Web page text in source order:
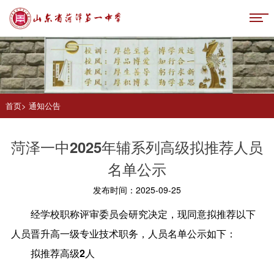
首页> 通知公告
菏泽一中2025年辅系列高级拟推荐人员
名单公示
发布时间：2025-09-25
经学校职称评审委员会研究决定，现同意拟推荐以下
人员晋升高一级专业技术职务，人员名单公示如下：
拟推荐高级2人